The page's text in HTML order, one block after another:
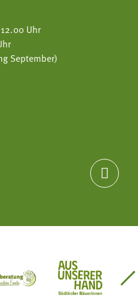
Uhr
September)

Mit Bäuerinnen lernen -
Lebensberatung für dieAus unserer